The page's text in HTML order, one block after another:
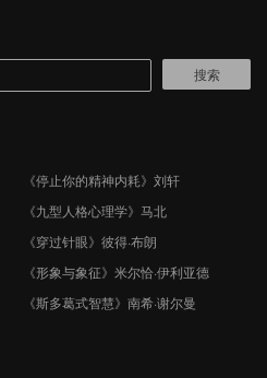
搜索
《停止你的精神内耗》刘轩
《九型人格心理学》马北
《穿过针眼》彼得·布朗
《形象与象征》米尔恰·伊利亚德
《斯多葛式智慧》南希·谢尔曼